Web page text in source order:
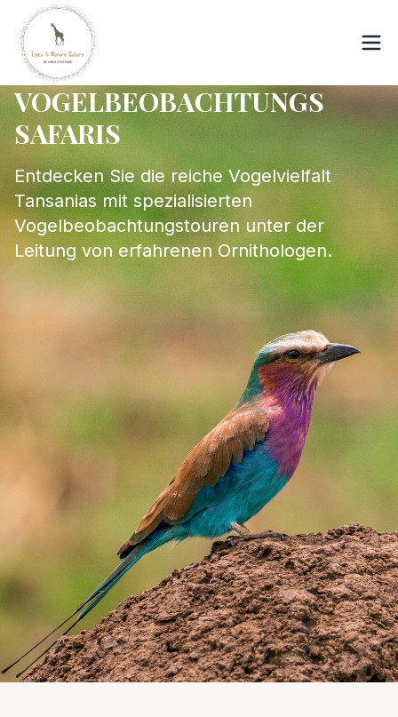
VOGELBEOBACHTUNGS
SAFARIS
Entdecken Sie die reiche Vogelvielfalt
Tansanias mit spezialisierten
Vogelbeobachtungstouren unter der
Leitung von erfahrenen Ornithologen.